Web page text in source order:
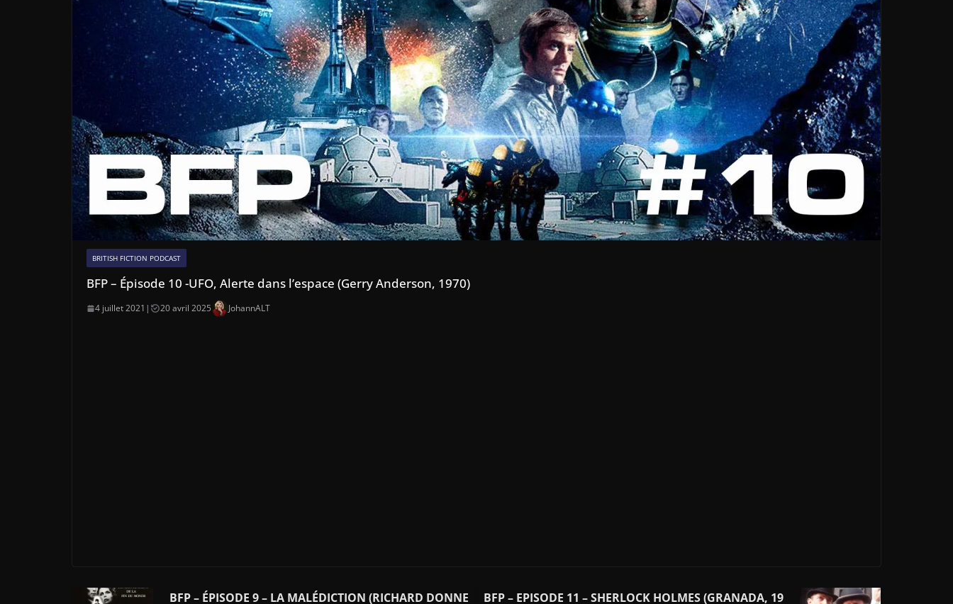
BRITISH FICTION PODCAST
BFP – Épisode 10 -UFO, Alerte dans l’espace (Gerry Anderson, 1970)
4 juillet 2021 | 20 avril 2025 JohannALT
BFP – ÉPISODE 9 – LA MALÉDICTION (RICHARD DONNE BFP – EPISODE 11 – SHERLOCK HOLMES (GRANADA, 19